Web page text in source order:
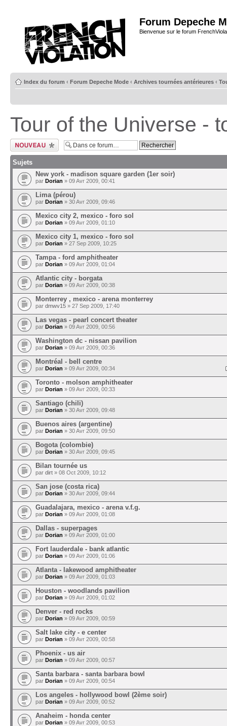
Forum Depeche
Bienvenue sur le forum
Index du forum ‹ Forum Depeche Mode ‹ Archives tournées antérieures ‹
Tour of the Universe -
Ecrire un nouveau
sujet
Sujets
New york - madison square garden (1er soir)
par Dorian » 09 Avr 2009, 00:41
Lima (pérou)
par Dorian » 30 Avr 2009, 09:46
Mexico city 2, mexico - foro sol
par Dorian » 09 Avr 2009, 01:10
Mexico city 1, mexico - foro sol
par Dorian » 27 Sep 2009, 10:25
Tampa - ford amphitheater
par Dorian » 09 Avr 2009, 01:04
Atlantic city - borgata
par Dorian » 09 Avr 2009, 00:38
Monterrey , mexico - arena monterrey
par dmwv15 » 27 Sep 2009, 17:40
Las vegas - pearl concert theater
par Dorian » 09 Avr 2009, 00:56
Washington dc - nissan pavilion
par Dorian » 09 Avr 2009, 00:36
Montréal - bell centre
par Dorian » 09 Avr 2009, 00:34
Toronto - molson amphitheater
par Dorian » 09 Avr 2009, 00:33
Santiago (chili)
par Dorian » 30 Avr 2009, 09:48
Buenos aires (argentine)
par Dorian » 30 Avr 2009, 09:50
Bogota (colombie)
par Dorian » 30 Avr 2009, 09:45
Bilan tournée us
par dirt » 08 Oct 2009, 10:12
San jose (costa rica)
par Dorian » 30 Avr 2009, 09:44
Guadalajara, mexico - arena v.f.g.
par Dorian » 09 Avr 2009, 01:08
Dallas - superpages
par Dorian » 09 Avr 2009, 01:00
Fort lauderdale - bank atlantic
par Dorian » 09 Avr 2009, 01:06
Atlanta - lakewood amphitheater
par Dorian » 09 Avr 2009, 01:03
Houston - woodlands pavilion
par Dorian » 09 Avr 2009, 01:02
Denver - red rocks
par Dorian » 09 Avr 2009, 00:59
Salt lake city - e center
par Dorian » 09 Avr 2009, 00:58
Phoenix - us air
par Dorian » 09 Avr 2009, 00:57
Santa barbara - santa barbara bowl
par Dorian » 09 Avr 2009, 00:54
Los angeles - hollywood bowl (2ème soir)
par Dorian » 09 Avr 2009, 00:52
Anaheim - honda center
par Dorian » 09 Avr 2009, 00:53